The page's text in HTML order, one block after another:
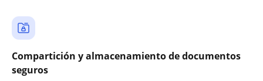
Compartición y almacenamiento de documentos
seguros